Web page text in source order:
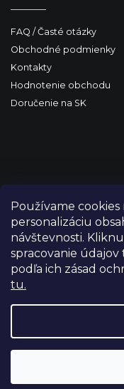
Používame cookies
personalizáciu
návštevnosti.
spracovanie
podľa ich zásad
tu.
FAQ / Časté otázky
Obchodné podmienky
Kontakty
Hodnotenie obchodu
Doručenie na SK
Copyright 2026